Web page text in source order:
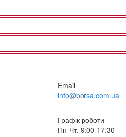
Email
info@borsa.com.ua
Графік роботи
Пн-Чт. 9:00-17:30